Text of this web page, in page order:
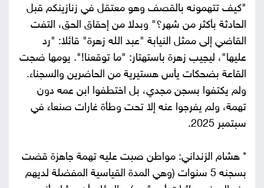
"كيف تتهمونه بالقصف وهو معتقل في زنازينكم قبل
الحادثة بأكثر من شهر؟" وبدلا من إحقاق الحق، التفت
القاضي إلى ممثل النيابة "عبد الله زهرة" قائلا: "رد
عليها"، ليجيب زهرة باستهتار: "ما توقعنا!". يومها ضجت
القاعة بضحكات يأس هستيرية من الحاضرين والسجناء.
ولم يكتفوا بسجن مجدي، بل اختطفوا ابن عمه دون
تهمة، ولم يفرجوا عنه إلا تحت وطأة غارات صنعاء في
سبتمبر 2025.
* هشام الزنداني: مواطن صبت عليه تهمة جاهزة قضت
بسجنه 5 سنوات (وهي المدة القياسية المفضلة لديهم